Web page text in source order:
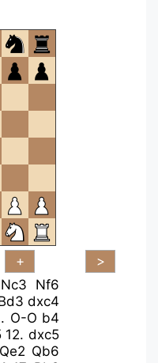
Nc3
Nf6
dxc4
O-O b4
12.dxc5
Qe2 Qb6